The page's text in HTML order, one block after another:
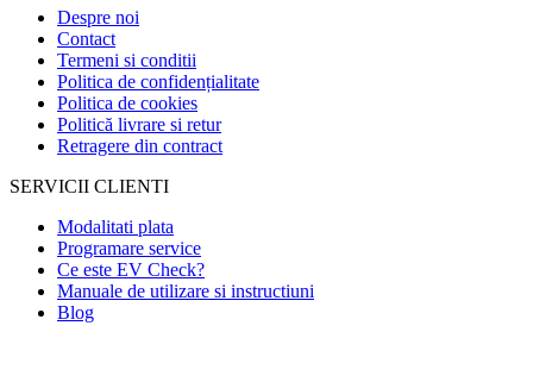
Despre noi
Contact
Termeni si conditii
Politica de confidențialitate
Politica de cookies
Politică livrare si retur
Retragere din contract
SERVICII CLIENTI
Modalitati plata
Programare service
Ce este EV Check?
Manuale de utilizare si instructiuni
Blog